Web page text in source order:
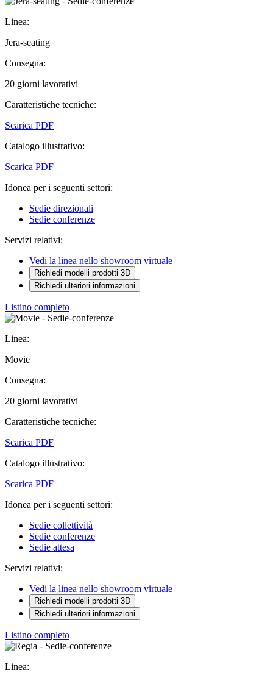
Linea:
Jera-seating
Consegna:
20 giorni lavorativi
Caratteristiche tecniche:
Scarica PDF
Catalogo illustrativo:
Scarica PDF
Idonea per i seguenti settori:
Sedie direzionali
Sedie conferenze
Servizi relativi:
Vedi la linea nello showroom virtuale
Richiedi modelli prodotti 3D
Richiedi ulteriori informazioni
Listino completo
Linea:
Movie
Consegna:
20 giorni lavorativi
Caratteristiche tecniche:
Scarica PDF
Catalogo illustrativo:
Scarica PDF
Idonea per i seguenti settori:
Sedie collettività
Sedie conferenze
Sedie attesa
Servizi relativi:
Vedi la linea nello showroom virtuale
Richiedi modelli prodotti 3D
Richiedi ulteriori informazioni
Listino completo
Linea: